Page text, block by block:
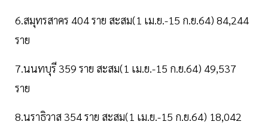
6.สมุทรสาคร 404 ราย สะสม(1 เม.ย.-15 ก.ย.64) 84,244
ราย
7.นนทบุรี 359 ราย สะสม(1 เม.ย.-15 ก.ย.64) 49,537
ราย
8.นราธิวาส 354 ราย สะสม(1 เม.ย.-15 ก.ย.64) 18,042